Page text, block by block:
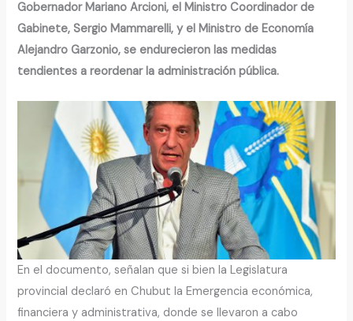
Gobernador Mariano Arcioni, el Ministro Coordinador de
Gabinete, Sergio Mammarelli, y el Ministro de Economía
Alejandro Garzonio, se endurecieron las medidas
tendientes a reordenar la administración pública.
En el documento, señalan que si bien la Legislatura
provincial declaró en Chubut la Emergencia económica,
financiera y administrativa, donde se llevaron a cabo